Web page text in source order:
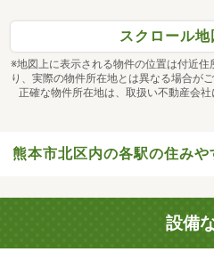
スクロール地
※地図上に表示される物件の位置は付近
り、実際の物件所在地とは異なる場合がご
正確な物件所在地は、取扱い不動産会社
熊本市北区内の各駅の住みや
設備